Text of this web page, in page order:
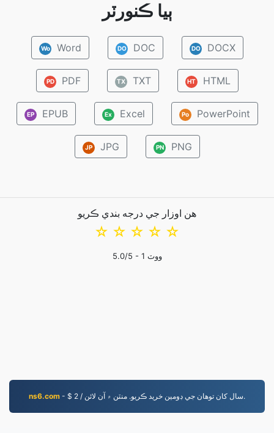
ٻيا ڪنورٽر
Wo Word DO DOC DO DOCX
PD PDF TX TXT HT HTML
EP EPUB Ex Excel Po PowerPoint
JP JPG PN PNG
هن اوزار جي درجه بندي ڪريو
☆
☆
☆
☆
☆
5.0/5 - 1 ووٽ
ns6.com - $ 2 / سال کان توهان جي ڊومين خريد ڪريو. منٽن ۾ آن لائن.